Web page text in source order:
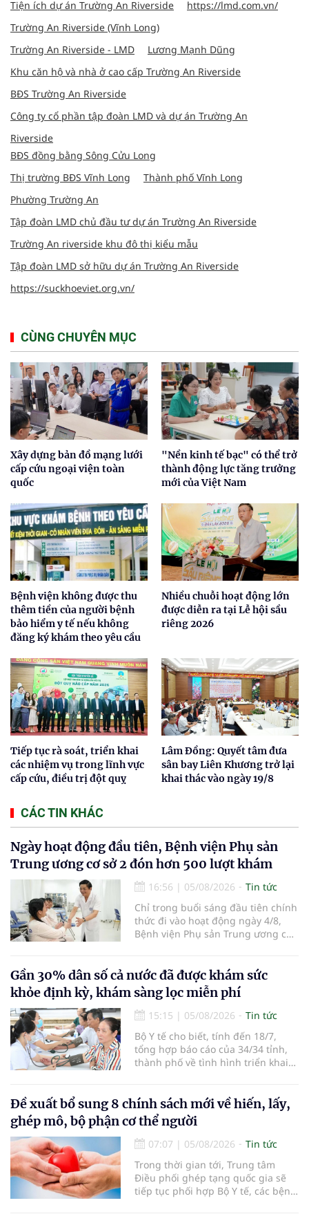
Tiện ích dự án Trường An Riverside
https://lmd.com.vn/
Trường An Riverside (Vĩnh Long)
Trường An Riverside - LMD
Lương Mạnh Dũng
Khu căn hộ và nhà ở cao cấp Trường An Riverside
BĐS Trường An Riverside
Công ty cổ phần tập đoàn LMD và dự án Trường An
Riverside
BĐS đồng bằng Sông Cửu Long
Thị trường BĐS Vĩnh Long
Thành phố Vĩnh Long
Phường Trường An
Tập đoàn LMD chủ đầu tư dự án Trường An Riverside
Trường An riverside khu đô thị kiểu mẫu
Tập đoàn LMD sở hữu dự án Trường An Riverside
https://suckhoeviet.org.vn/
CÙNG CHUYÊN MỤC
Xây dựng bản đồ mạng lưới
cấp cứu ngoại viện toàn
quốc
"Nền kinh tế bạc" có thể trở
thành động lực tăng trưởng
mới của Việt Nam
Bệnh viện không được thu
thêm tiền của người bệnh
bảo hiểm y tế nếu không
đăng ký khám theo yêu cầu
Nhiều chuỗi hoạt động lớn
được diễn ra tại Lễ hội sầu
riêng 2026
Tiếp tục rà soát, triển khai
các nhiệm vụ trong lĩnh vực
cấp cứu, điều trị đột quỵ
Lâm Đồng: Quyết tâm đưa
sân bay Liên Khương trở lại
khai thác vào ngày 19/8
CÁC TIN KHÁC
Ngày hoạt động đầu tiên, Bệnh viện Phụ sản
Trung ương cơ sở 2 đón hơn 500 lượt khám
16:56 | 05/08/2026
Tin tức
Chỉ trong buổi sáng đầu tiên chính
thức đi vào hoạt động ngày 4/8,
Bệnh viện Phụ sản Trung ương cơ
em bé đầu tiên chào đời.
Gần 30% dân số cả nước đã được khám sức
khỏe định kỳ, khám sàng lọc miễn phí
15:15 | 05/08/2026
Tin tức
Bộ Y tế cho biết, tính đến 18/7,
tổng hợp báo cáo của 34/34 tỉnh,
thành phố về tình hình triển khai
nhận 32.286.360 người, chiếm gần
30% dân số cả nước đã được khám
sức khỏe định kỳ năm nay.
Đề xuất bổ sung 8 chính sách mới về hiến, lấy,
ghép mô, bộ phận cơ thể người
07:07 | 05/08/2026
Tin tức
Trong thời gian tới, Trung tâm
Điều phối ghép tạng quốc gia sẽ
tiếp tục phối hợp Bộ Y tế, các bệnh